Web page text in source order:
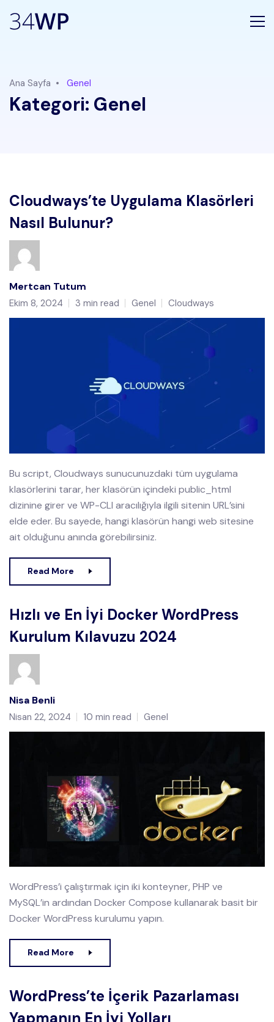
Ana Sayfa Genel
Kategori: Genel
Cloudways’te Uygulama Klasörleri
Nasıl Bulunur?
Mertcan Tutum
Ekim 8, 2024 3 min read Genel Cloudways
Bu script, Cloudways sunucunuzdaki tüm uygulama
klasörlerini tarar, her klasörün içindeki public_html
dizinine girer ve WP-CLI aracılığıyla ilgili sitenin URL’sini
elde eder. Bu sayede, hangi klasörün hangi web sitesine
ait olduğunu anında görebilirsiniz.
Read More
Hızlı ve En İyi Docker WordPress
Kurulum Kılavuzu 2024
Nisa Benli
Nisan 22, 2024 10 min read Genel
WordPress’i çalıştırmak için iki konteyner, PHP ve
MySQL’in ardından Docker Compose kullanarak basit bir
Docker WordPress kurulumu yapın.
Read More
WordPress’te İçerik Pazarlaması
Yapmanın En İyi Yolları